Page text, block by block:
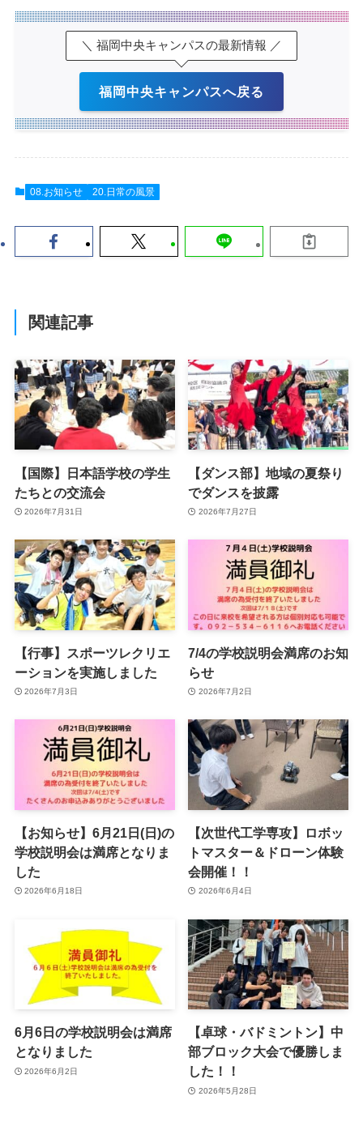
＼ 福岡中央キャンパスの最新情報 ／
福岡中央キャンパスへ戻る
08.お知らせ 20.日常の風景
関連記事
【国際】日本語学校の学生
たちとの交流会
2026年7月31日
【ダンス部】地域の夏祭り
でダンスを披露
2026年7月27日
【行事】スポーツレクリエ
ーションを実施しました
2026年7月3日
7/4の学校説明会満席のお知
らせ
2026年7月2日
【お知らせ】6月21日(日)の
学校説明会は満席となりま
した
2026年6月18日
【次世代工学専攻】ロボッ
トマスター＆ドローン体験
会開催！！
2026年6月4日
6月6日の学校説明会は満席
となりました
2026年6月2日
【卓球・バドミントン】中
部ブロック大会で優勝しま
した！！
2026年5月28日